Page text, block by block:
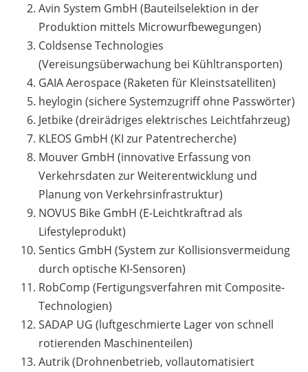
Avin System GmbH (Bauteilselektion in der
Produktion mittels Microwurfbewegungen)
Coldsense Technologies
(Vereisungsüberwachung bei Kühltransporten)
GAIA Aerospace (Raketen für Kleinstsatelliten)
heylogin (sichere Systemzugriff ohne Passwörter)
Jetbike (dreirädriges elektrisches Leichtfahrzeug)
KLEOS GmbH (KI zur Patentrecherche)
Mouver GmbH (innovative Erfassung von
Verkehrsdaten zur Weiterentwicklung und
Planung von Verkehrsinfrastruktur)
NOVUS Bike GmbH (E-Leichtkraftrad als
Lifestyleprodukt)
Sentics GmbH (System zur Kollisionsvermeidung
durch optische KI-Sensoren)
RobComp (Fertigungsverfahren mit Composite-
Technologien)
SADAP UG (luftgeschmierte Lager von schnell
rotierenden Maschinenteilen)
Autrik (Drohnenbetrieb, vollautomatisiert